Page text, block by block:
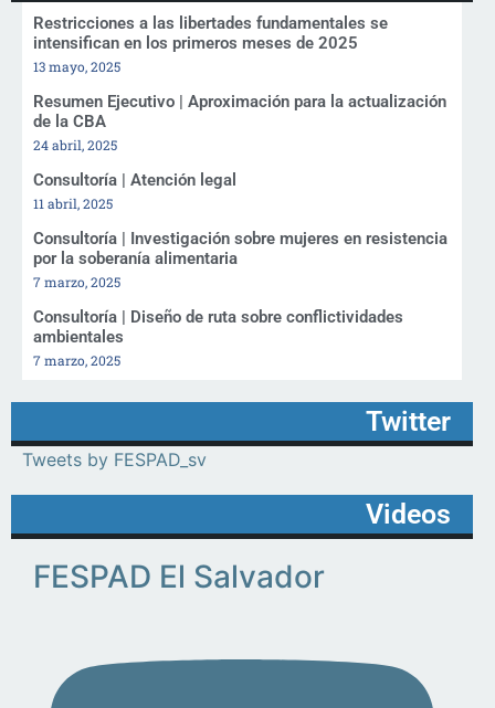
Restricciones a las libertades fundamentales se
intensifican en los primeros meses de 2025
13 mayo, 2025
Resumen Ejecutivo | Aproximación para la actualización
de la CBA
24 abril, 2025
Consultoría | Atención legal
11 abril, 2025
Consultoría | Investigación sobre mujeres en resistencia
por la soberanía alimentaria
7 marzo, 2025
Consultoría | Diseño de ruta sobre conflictividades
ambientales
7 marzo, 2025
Twitter
Tweets by FESPAD_sv
Videos
FESPAD El Salvador